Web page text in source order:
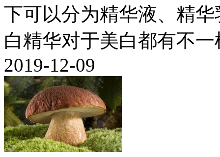
下可以分为精华液、精
白精华对于美白都有不
2019-12-09